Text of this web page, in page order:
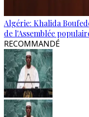
Algérie: Khalida
de l'Assemblée
RECOMMANDÉ